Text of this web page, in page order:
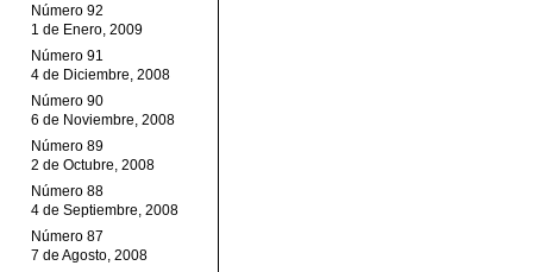
Número 92
1 de Enero, 2009
Número 91
4 de Diciembre, 2008
Número 90
6 de Noviembre, 2008
Número 89
2 de Octubre, 2008
Número 88
4 de Septiembre, 2008
Número 87
7 de Agosto, 2008